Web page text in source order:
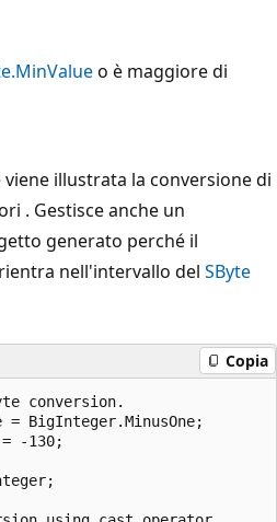
o è maggiore di
illustrata la conversione di
. Gestisce anche un
generato perché il
nell'intervallo del SByte
Copia
conversion.
= BigInteger.MinusOne;
-130;